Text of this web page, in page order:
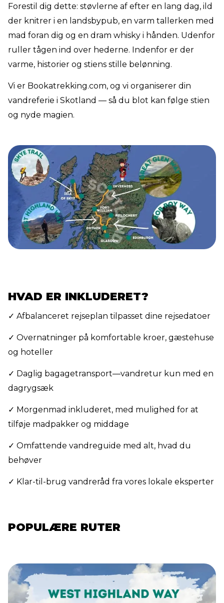
Forestil dig dette: støvlerne af efter en lang dag, ild
der knitrer i en landsbypub, en varm tallerken med
mad foran dig og en dram whisky i hånden. Udenfor
ruller tågen ind over hederne. Indenfor er der
varme, historier og stiens stille belønning.
Vi er Bookatrekking.com, og vi organiserer din
vandreferie i Skotland — så du blot kan følge stien
og nyde magien.
HVAD ER INKLUDERET?
✓ Afbalanceret rejseplan tilpasset dine rejsedatoer
✓ Overnatninger på komfortable kroer, gæstehuse
og hoteller
✓ Daglig bagagetransport—vandretur kun med en
dagrygsæk
✓ Morgenmad inkluderet, med mulighed for at
tilføje madpakker og middage
✓ Omfattende vandreguide med alt, hvad du
behøver
✓ Klar-til-brug vandreråd fra vores lokale eksperter
POPULÆRE RUTER